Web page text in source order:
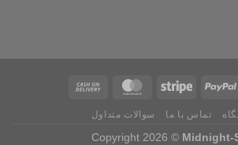
تماس با ما سوالات متداول
Copyright 2026 © Midnight-